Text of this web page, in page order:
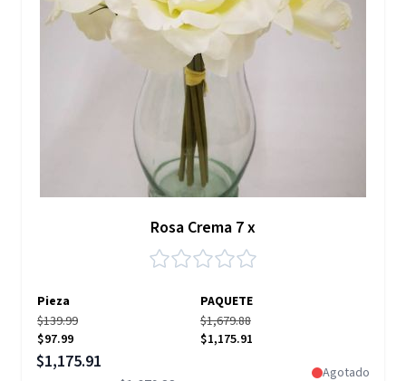
Rosa Crema 7 x
Pieza
PAQUETE
$139.99
$97.99
$1,679.88
$1,175.91
Precio especial
$1,175.91 Agotado